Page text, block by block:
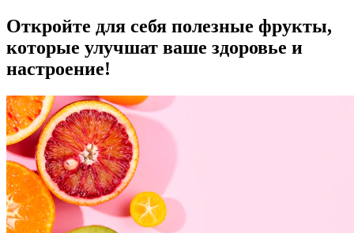
Откройте для себя полезные фрукты,
которые улучшат ваше здоровье и
настроение!